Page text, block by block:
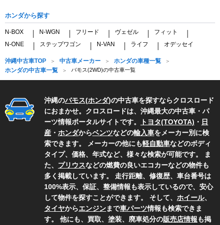
ホンダから探す
N-BOX N-WGN フリード ヴェゼル フィット
N-ONE ステップワゴン N-VAN ライフ オデッセイ
沖縄中古車TOP 中古車メーカー
ホンダの車種一覧
ホンダの中古車一覧
バモス(2WD)の中古車一覧
沖縄のバモス(ホンダ)の中古車を探すならクロスロード
におまかせ。クロスロードは、沖縄最大の中古車・パ
ーツ情報ポータルサイトです。
トヨタ(TOYOTA) ・ 日
産 ・ ホンダからベンツなどの輸入車をメーカー別に検
索できます。 メーカーの他にも軽自動車などのボディ
タイプ、価格、年式など、様々な検索が可能です。 ま
た、 プリウスなどの燃費の良いエコカーなどの物件も
多く掲載しています。 走行距離、修復歴、車台番号は
100%表示、保証、整備情報も表示しているので、安心
して物件を探すことができます。 そして、 ホイール、
タイヤからエンジンまで車パーツ情報も検索できま
す。 他にも、買取、塗装、廃車処分の販売店情報も掲